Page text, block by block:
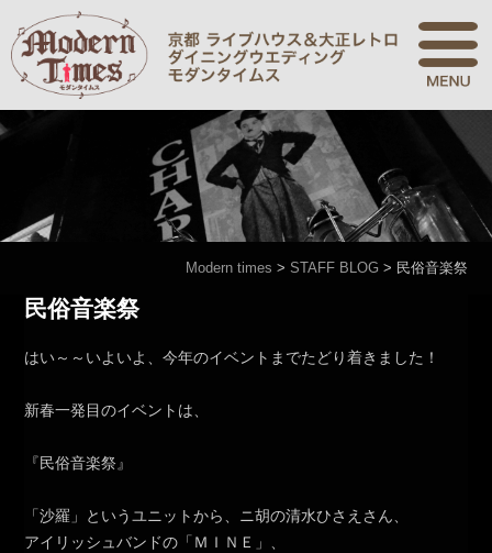
Modern times > STAFF BLOG > 民俗音楽祭
民俗音楽祭
はい～～いよいよ、今年のイベントまでたどり着きました！
新春一発目のイベントは、
『民俗音楽祭』
「沙羅」というユニットから、ニ胡の清水ひさえさん、
アイリッシュバンドの「ＭＩＮＥ」、